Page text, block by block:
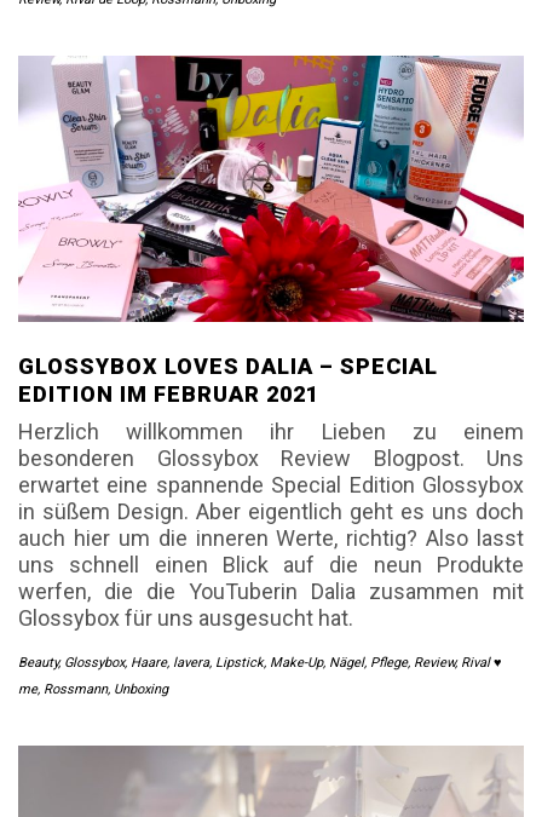
GLOSSYBOX LOVES DALIA – SPECIAL
EDITION IM FEBRUAR 2021
Herzlich willkommen ihr Lieben zu einem
besonderen Glossybox Review Blogpost. Uns
erwartet eine spannende Special Edition Glossybox
in süßem Design. Aber eigentlich geht es uns doch
auch hier um die inneren Werte, richtig? Also lasst
uns schnell einen Blick auf die neun Produkte
werfen, die die YouTuberin Dalia zusammen mit
Glossybox für uns ausgesucht hat.
Beauty, Glossybox, Haare, lavera, Lipstick, Make-Up, Nägel, Pflege, Review, Rival ♥
me, Rossmann, Unboxing